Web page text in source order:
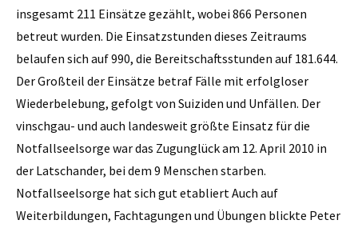
insgesamt 211 Einsätze gezählt, wobei 866 Personen
betreut wurden. Die Einsatzstunden dieses Zeitraums
belaufen sich auf 990, die Bereitschaftsstunden auf 181.644.
Der Großteil der Einsätze betraf Fälle mit erfolgloser
Wiederbelebung, gefolgt von Suiziden und Unfällen. Der
vinschgau- und auch landesweit größte Einsatz für die
Notfallseelsorge war das Zugunglück am 12. April 2010 in
der Latschander, bei dem 9 Menschen starben.
Notfallseelsorge hat sich gut etabliert Auch auf
Weiterbildungen, Fachtagungen und Übungen blickte Peter